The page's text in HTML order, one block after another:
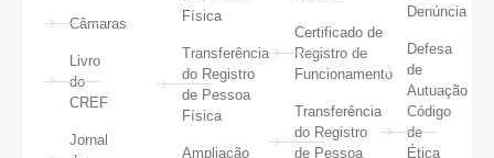
Câmaras
Livro
do
CREF
Jornal
Física
Transferência
do Registro
de Pessoa
Física
Ampliação
Certificado de
Registro de
Funcionamento
Transferência
do Registro
de Pessoa
Denúncia
Defesa
de
Autuação
Código
de
Ética